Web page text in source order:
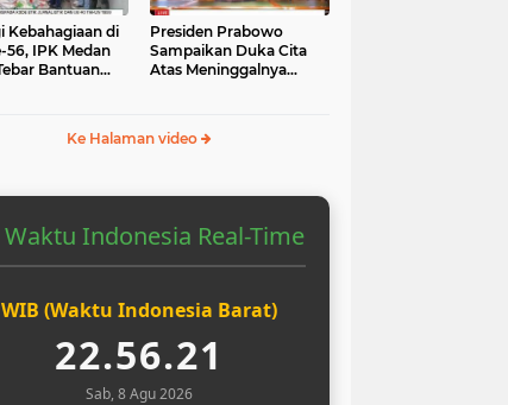
Kebahagiaan di
56, IPK Medan
Bantuan
Presiden Prabowo
Sampaikan Duka Cita
Atas Meninggalnya
Ke Halaman video
Waktu Indonesia Real-Time
WIB (Waktu Indonesia Barat)
22.56.22
Sab, 8 Agu 2026